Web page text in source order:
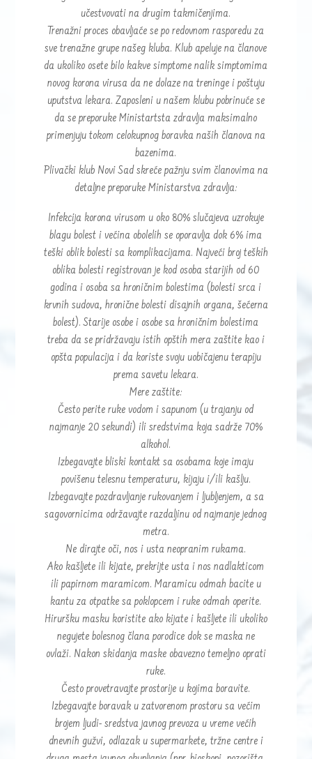
učestvovati na drugim takmičenjima.
Trenažni proces obavljaće se po redovnom rasporedu za
sve trenažne grupe našeg kluba. Klub apeluje na članove
da ukoliko osete bilo kakve simptome nalik simptomima
novog korona virusa da ne dolaze na treninge i poštuju
uputstva lekara. Zaposleni u našem klubu pobrinuće se
da se preporuke Ministartsta zdravlja maksimalno
primenjuju tokom celokupnog boravka naših članova na
bazenima.
Plivački klub Novi Sad skreće pažnju svim članovima na
detaljne preporuke Ministarstva zdravlja:
Infekcija korona virusom u oko 80% slučajeva uzrokuje
blagu bolest i većina obolelih se oporavlja dok 6% ima
teški oblik bolesti sa komplikacijama. Najveći broj teških
oblika bolesti registrovan je kod osoba starijih od 60
godina i osoba sa hroničnim bolestima (bolesti srca i
krvnih sudova, hronične bolesti disajnih organa, šećerna
bolest). Starije osobe i osobe sa hroničnim bolestima
treba da se pridržavaju istih opštih mera zaštite kao i
opšta populacija i da koriste svoju uobičajenu terapiju
prema savetu lekara.
Mere zaštite:
Često perite ruke vodom i sapunom (u trajanju od
najmanje 20 sekundi) ili sredstvima koja sadrže 70%
alkohol.
Izbegavajte bliski kontakt sa osobama koje imaju
povišenu telesnu temperaturu, kijaju i/ili kašlju.
Izbegavajte pozdravljanje rukovanjem i ljubljenjem, a sa
sagovornicima održavajte razdaljinu od najmanje jednog
metra.
Ne dirajte oči, nos i usta neopranim rukama.
Ako kašljete ili kijate, prekrijte usta i nos nadlakticom
ili papirnom maramicom. Maramicu odmah bacite u
kantu za otpatke sa poklopcem i ruke odmah operite.
Hiruršku masku koristite ako kijate i kašljete ili ukoliko
negujete bolesnog člana porodice dok se maska ne
ovlaži. Nakon skidanja maske obavezno temeljno oprati
ruke.
Često provetravajte prostorije u kojima boravite.
Izbegavajte boravak u zatvorenom prostoru sa većim
brojem ljudi- sredstva javnog prevoza u vreme većih
dnevnih gužvi, odlazak u supermarkete, tržne centre i